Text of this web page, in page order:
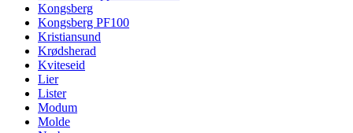
Kongsberg
Kongsberg PF100
Kristiansund
Krødsherad
Kviteseid
Lier
Lister
Modum
Molde